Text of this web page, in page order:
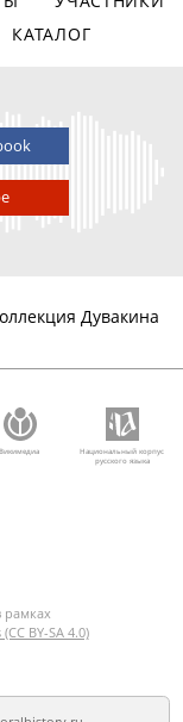
КАТАЛОГ
Дувакина
Викимедиа
Национальный корпус
русского языка
рамках
BY-SA 4.0)